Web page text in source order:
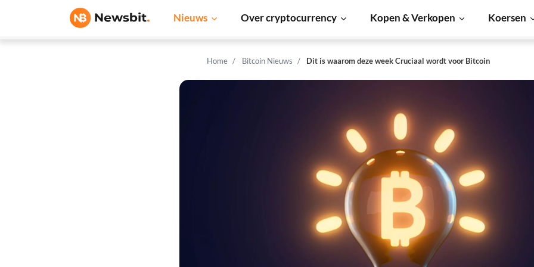
Nieuws Over cryptocurrency Kopen & Verkopen Koersen
Home Bitcoin Nieuws Dit is waarom deze week Cruciaal wordt voor Bitcoin